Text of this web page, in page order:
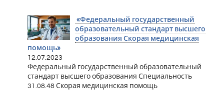
«Федеральный государственный
образовательный стандарт высшего
образования Скорая медицинская
помощь»
12.07.2023
Федеральный государственный образовательный
стандарт высшего образования Специальность
31.08.48 Скорая медицинская помощь